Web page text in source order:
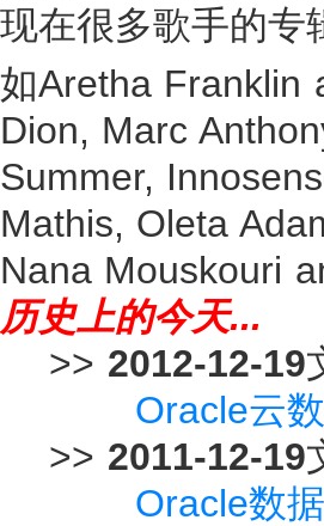
现在很多歌手的专
如Aretha Franklin
Dion, Marc
Summer,
Mathis, Oleta
Nana Mouskouri
历史上的今天...
>> 2012-12-19
Oracle云
>> 2011-12-19
Oracle数